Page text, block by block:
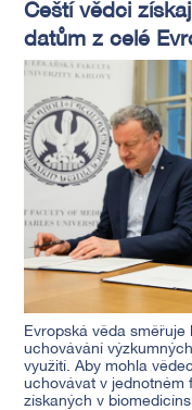
Čeští vědci
datům z celé
Evropská věda
uchovávání
využití. Aby mohla
uchovávat v jednotném
získaných v